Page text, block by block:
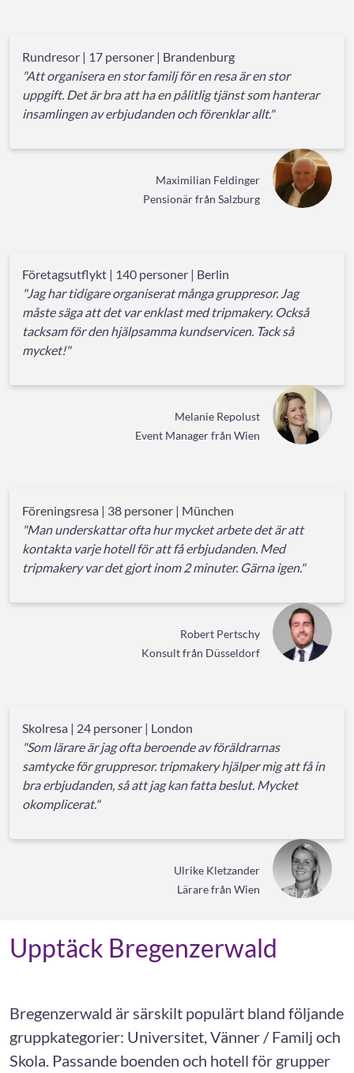
Rundresor | 17 personer | Brandenburg
"Att organisera en stor familj för en resa är en stor
uppgift. Det är bra att ha en pålitlig tjänst som hanterar
insamlingen av erbjudanden och förenklar allt."
Maximilian Feldinger
Pensionär från Salzburg
Företagsutflykt | 140 personer | Berlin
"Jag har tidigare organiserat många gruppresor. Jag
måste säga att det var enklast med tripmakery. Också
tacksam för den hjälpsamma kundservicen. Tack så
mycket!"
Melanie Repolust
Event Manager från Wien
Föreningsresa | 38 personer | München
"Man underskattar ofta hur mycket arbete det är att
kontakta varje hotell för att få erbjudanden. Med
tripmakery var det gjort inom 2 minuter. Gärna igen."
Robert Pertschy
Konsult från Düsseldorf
Skolresa | 24 personer | London
"Som lärare är jag ofta beroende av föräldrarnas
samtycke för gruppresor. tripmakery hjälper mig att få in
bra erbjudanden, så att jag kan fatta beslut. Mycket
okomplicerat."
Ulrike Kletzander
Lärare från Wien
Upptäck Bregenzerwald
Bregenzerwald är särskilt populärt bland följande
gruppkategorier: Universitet, Vänner / Familj och
Skola. Passande boenden och hotell för grupper